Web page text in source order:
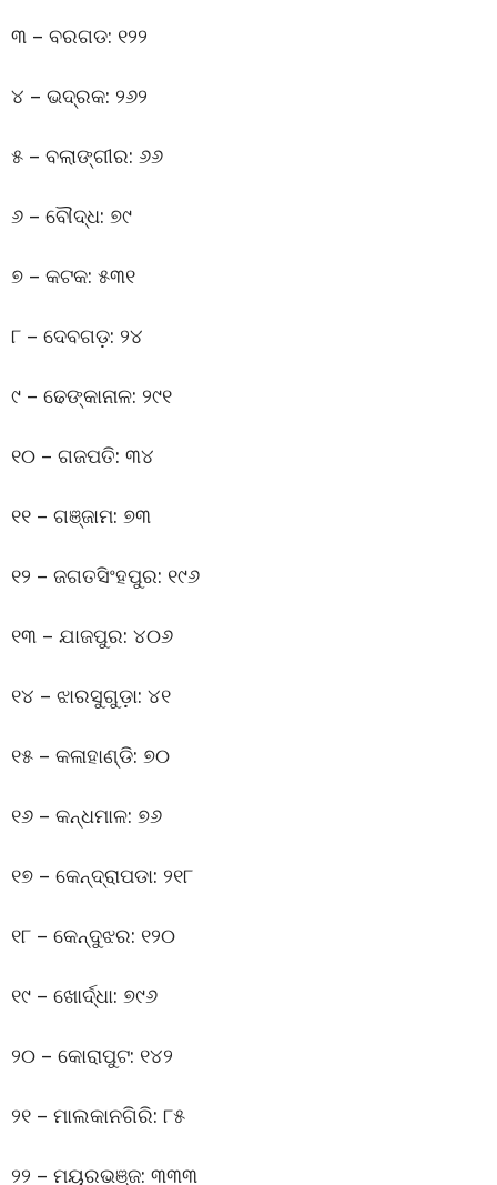
୩ – ବରଗଡ: ୧୨୨
୪ – ଭଦ୍ରକ: ୨୬୨
୫ – ବଲାଙ୍ଗୀର: ୬୬
୬ – ବୌଦ୍ଧ: ୭୯
୭ – କଟକ: ୫୩୧
୮ – ଦେବଗଡ଼: ୨୪
୯ – ଢେଙ୍କାନାଳ: ୨୯୧
୧୦ – ଗଜପତି: ୩୪
୧୧ – ଗଞ୍ଜାମ: ୭୩
୧୨ – ଜଗତସିଂହପୁର: ୧୯୬
୧୩ – ଯାଜପୁର: ୪୦୬
୧୪ – ଝାରସୁଗୁଡ଼ା: ୪୧
୧୫ – କଳାହାଣ୍ଡି: ୭୦
୧୬ – କନ୍ଧମାଳ: ୭୬
୧୭ – କେନ୍ଦ୍ରାପଡା: ୨୧୮
୧୮ – କେନ୍ଦୁଝର: ୧୨୦
୧୯ – ଖୋର୍ଦ୍ଧା: ୭୯୬
୨୦ – କୋରାପୁଟ: ୧୪୨
୨୧ – ମାଲକାନଗିରି: ୮୫
୨୨ – ମୟୂରଭଞ୍ଜ: ୩୩୩